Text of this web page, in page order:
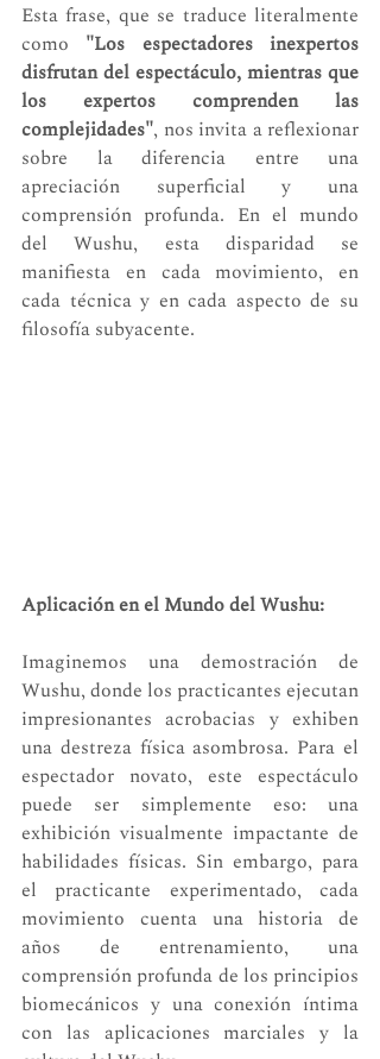
Esta frase, que se traduce literalmente
como "Los espectadores inexpertos
disfrutan del espectáculo, mientras que
los expertos comprenden las
complejidades", nos invita a reflexionar
sobre la diferencia entre una
apreciación superficial y una
comprensión profunda. En el mundo
del Wushu, esta disparidad se
manifiesta en cada movimiento, en
cada técnica y en cada aspecto de su
filosofía subyacente.
Aplicación en el Mundo del Wushu:
Imaginemos una demostración de
Wushu, donde los practicantes ejecutan
impresionantes acrobacias y exhiben
una destreza física asombrosa. Para el
espectador novato, este espectáculo
puede ser simplemente eso: una
exhibición visualmente impactante de
habilidades físicas. Sin embargo, para
el practicante experimentado, cada
movimiento cuenta una historia de
años de entrenamiento, una
comprensión profunda de los principios
biomecánicos y una conexión íntima
con las aplicaciones marciales y la